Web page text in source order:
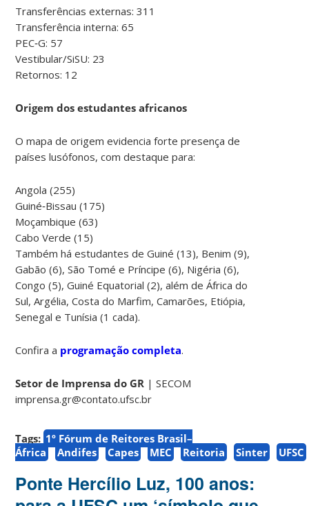
Transferências externas: 311
Transferência interna: 65
PEC‑G: 57
Vestibular/SiSU: 23
Retornos: 12
Origem dos estudantes africanos
O mapa de origem evidencia forte presença de
países lusófonos, com destaque para:
Angola (255)
Guiné‑Bissau (175)
Moçambique (63)
Cabo Verde (15)
Também há estudantes de Guiné (13), Benim (9),
Gabão (6), São Tomé e Príncipe (6), Nigéria (6),
Congo (5), Guiné Equatorial (2), além de África do
Sul, Argélia, Costa do Marfim, Camarões, Etiópia,
Senegal e Tunísia (1 cada).
Confira a programação completa.
Setor de Imprensa do GR | SECOM
imprensa.gr@contato.ufsc.br
Tags: 1º Fórum de Reitores Brasil–
África
Andifes Capes MEC Reitoria Sinter UFSC
Ponte Hercílio Luz, 100 anos: